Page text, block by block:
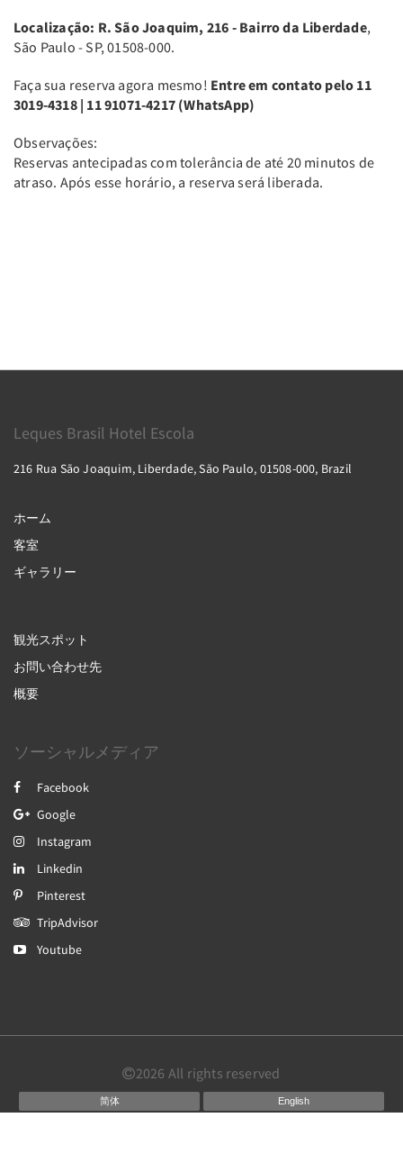
Localização: R. São Joaquim, 216 - Bairro da Liberdade,
São Paulo - SP, 01508-000.
Faça sua reserva agora mesmo! Entre em contato pelo 11
3019-4318 | 11 91071-4217 (WhatsApp)
Observações:
Reservas antecipadas com tolerância de até 20 minutos de
atraso. Após esse horário, a reserva será liberada.
Leques Brasil Hotel Escola
216 Rua São Joaquim, Liberdade, São Paulo, 01508-000, Brazil
ホーム
客室
ギャラリー
観光スポット
お問い合わせ先
概要
ソーシャルメディア
Facebook
Google
Instagram
Linkedin
Pinterest
TripAdvisor
Youtube
2026 All rights reserved
简体 English